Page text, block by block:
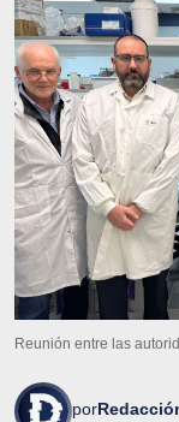
Reunión entre las
por